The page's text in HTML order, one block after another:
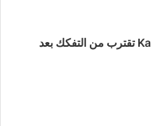
فرقة كاتسي Katseye تقترب من التفكك بعد